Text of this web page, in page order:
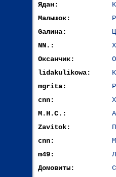
Ядан:
Малышок:
Gалина:
NN.:
Оксанчик:
lidakulikowa:
mgrita:
cnn:
М.Н.С.:
Zavitok:
cnn:
m49:
Домовиты: